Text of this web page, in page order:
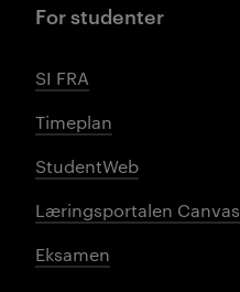
For studenter
SI FRA
Timeplan
StudentWeb
Læringsportalen Canvas
Eksamen